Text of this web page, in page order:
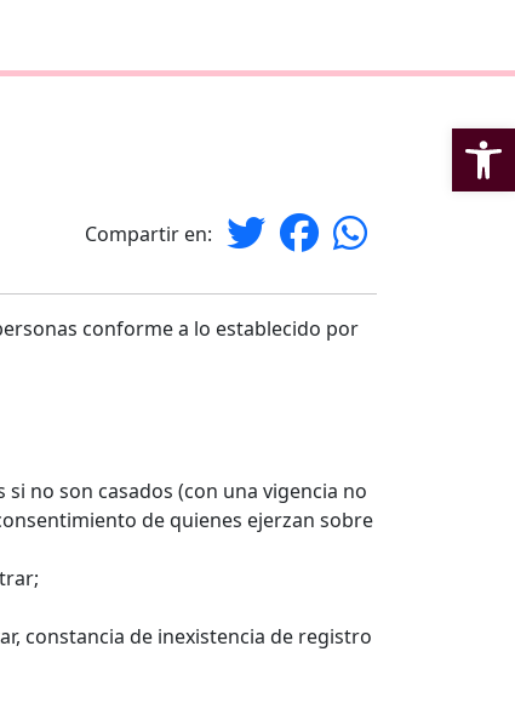
Compartir en:
conforme a lo establecido por
no son casados (con una vigencia no
de quienes ejerzan sobre
constancia de inexistencia de registro